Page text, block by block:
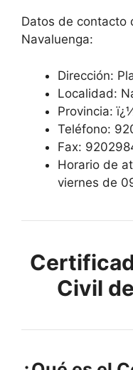
Datos de contacto
Navaluenga:
Dirección:
Localidad:
Provincia:
Teléfono:
Fax:
Horario de
viernes de
Civil